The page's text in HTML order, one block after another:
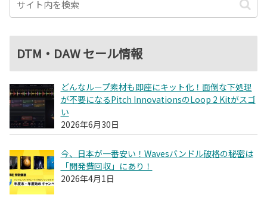
DTM・DAW セール情報
どんなループ素材も即座にキット化！面倒な下処理
が不要になるPitch InnovationsのLoop 2 Kitがスゴ
い
2026年6月30日
今、日本が一番安い！Wavesバンドル破格の秘密は
「開発費回収」にあり！
2026年4月1日